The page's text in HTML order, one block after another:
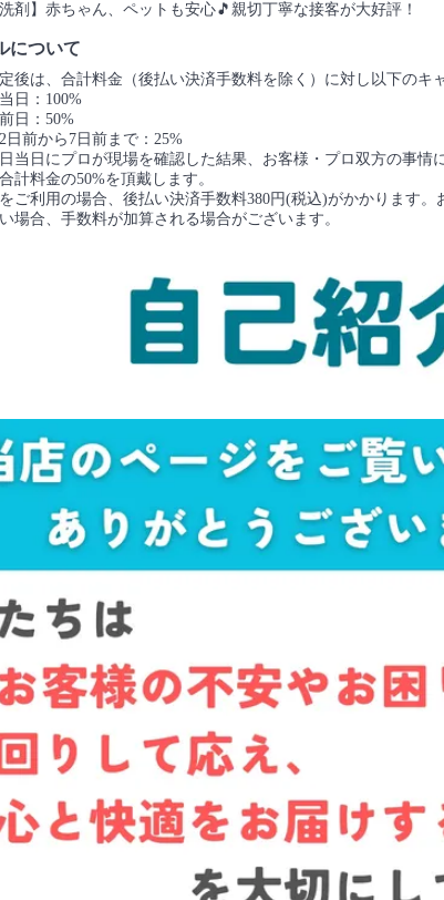
洗剤】赤ちゃん、ペットも安心🎵親切丁寧な接客が大好評！
について
後は、合計料金（後払い決済手数料を除く）に対し以下のキ
日：100%
日：50%
日前から7日前まで：25%
当日にプロが現場を確認した結果、お客様・プロ双方の事情
計料金の50%を頂戴します。
ご利用の場合、後払い決済手数料380円(税込)がかかります
場合、手数料が加算される場合がございます。